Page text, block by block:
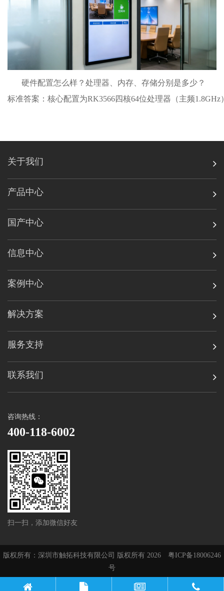
硬件配置怎么样？处理器、内存、存储分别是多少？
标准答案：核心配置为RK3566四核64位处理器（主频
关于我们
产品中心
国产中心
信息中心
案例中心
解决方案
服务支持
联系我们
咨询热线：
400-118-6002
扫一扫，添加微信好友
版权所有：深圳市触拓科技有限公司 版权所有 2026 粤ICP备18006246
号